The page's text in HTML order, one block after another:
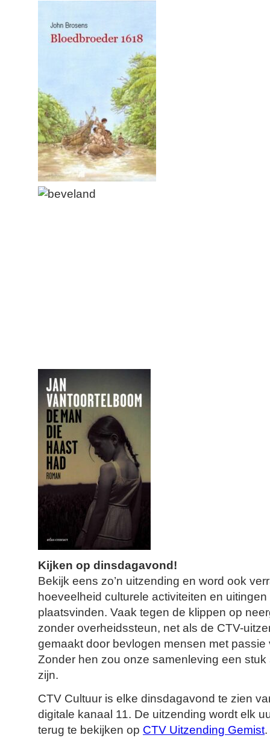
Kijken op dinsdagavond!
Bekijk eens zo’n uitzending en word ook
hoeveelheid culturele activiteiten en
plaatsvinden. Vaak tegen de klippen op
zonder overheidssteun, net als de CTV-
gemaakt door bevlogen mensen met passie
Zonder hen zou onze samenleving een
zijn.
CTV Cultuur is elke dinsdagavond te zien
digitale kanaal 11. De uitzending wordt elk
terug te bekijken op CTV Uitzending Gemist.